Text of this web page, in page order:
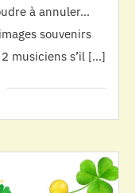
à annuler…
souvenirs
musiciens s’il […]